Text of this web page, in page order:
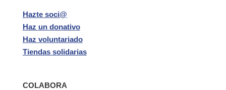
Hazte soci@
Haz un donativo
Haz voluntariado
Tiendas solidarias
COLABORA